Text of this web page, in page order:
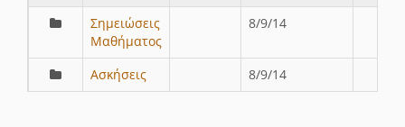
Σημειώσεις
Μαθήματος
8/9/14
Ασκήσεις 8/9/14